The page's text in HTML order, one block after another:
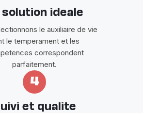
solution ideale
le auxiliaire de vie
le temperament et les
correspondent
parfaitement.
4
et qualite